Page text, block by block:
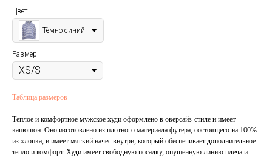
Цвет
Тёмно-синий
Размер
Таблица размеров
Теплое и комфортное мужское худи оформлено в оверсайз-стиле и имеет
капюшон. Оно изготовлено из плотного материала футера, состоящего на 100%
из хлопка, и имеет мягкий начес внутри, который обеспечивает дополнительное
тепло и комфорт. Худи имеет свободную посадку, опущенную линию плеча и